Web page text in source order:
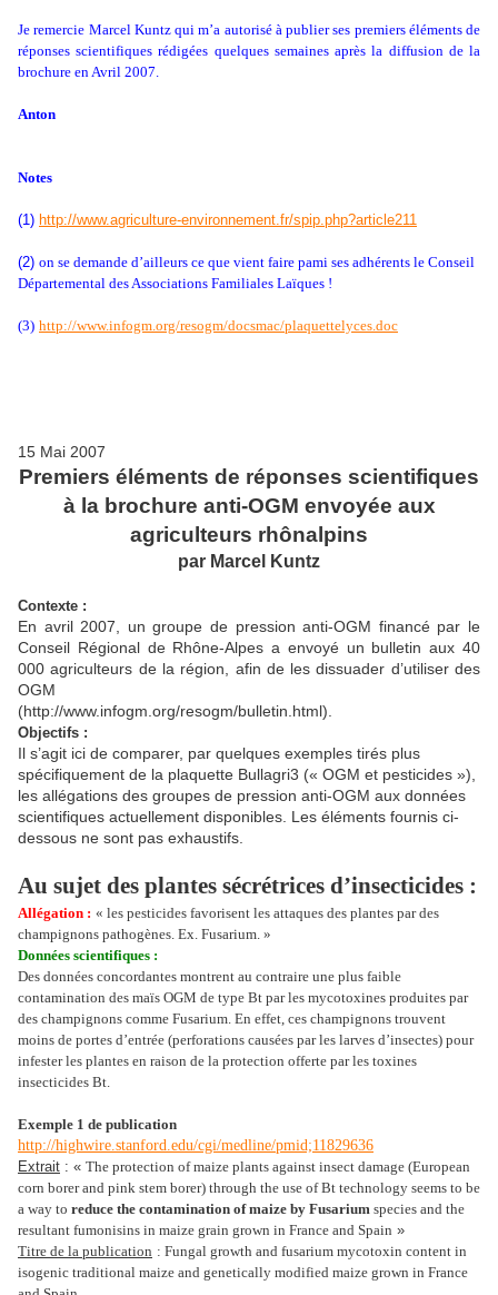
Je remercie Marcel Kuntz qui m’a autorisé à publier ses premiers éléments de
réponses scientifiques rédigées quelques semaines après la diffusion de la
brochure en Avril 2007.
Anton
Notes
(1) http://www.agriculture-environnement.fr/spip.php?article211
(2) on se demande d’ailleurs ce que vient faire pami ses adhérents le Conseil
Départemental des Associations Familiales Laïques !
(3) http://www.infogm.org/resogm/docsmac/plaquettelyces.doc
15 Mai 2007
Premiers éléments de réponses scientifiques
à la brochure anti-OGM envoyée aux
agriculteurs rhônalpins
par Marcel Kuntz
Contexte :
En avril 2007, un groupe de pression anti-OGM financé par le
Conseil Régional de Rhône-Alpes a envoyé un bulletin aux 40
000 agriculteurs de la région, afin de les dissuader d’utiliser des
OGM
(http://www.infogm.org/resogm/bulletin.html).
Objectifs :
Il s’agit ici de comparer, par quelques exemples tirés plus
spécifiquement de la plaquette Bullagri3 (« OGM et pesticides »),
les allégations des groupes de pression anti-OGM aux données
scientifiques actuellement disponibles. Les éléments fournis ci-
dessous ne sont pas exhaustifs.
Au sujet des plantes sécrétrices d’insecticides :
Allégation : « les pesticides favorisent les attaques des plantes par des
champignons pathogènes. Ex. Fusarium. »
Données scientifiques :
Des données concordantes montrent au contraire une plus faible
contamination des maïs OGM de type Bt par les mycotoxines produites par
des champignons comme Fusarium. En effet, ces champignons trouvent
moins de portes d’entrée (perforations causées par les larves d’insectes) pour
infester les plantes en raison de la protection offerte par les toxines
insecticides Bt.
Exemple 1 de publication
http://highwire.stanford.edu/cgi/medline/pmid;11829636
Extrait : « The protection of maize plants against insect damage (European
corn borer and pink stem borer) through the use of Bt technology seems to be
a way to reduce the contamination of maize by Fusarium species and the
resultant fumonisins in maize grain grown in France and Spain »
Titre de la publication : Fungal growth and fusarium mycotoxin content in
isogenic traditional maize and genetically modified maize grown in France